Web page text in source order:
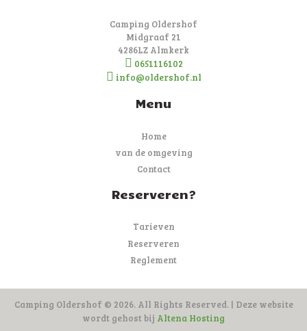
Camping Oldershof
Midgraaf 21
4286LZ Almkerk
0651116102
info@oldershof.nl
Menu
Home
van de omgeving
Contact
Reserveren?
Tarieven
Reserveren
Reglement
Camping Oldershof © 2026. All Rights Reserved. | Deze website
wordt gehost bij Altena Hosting